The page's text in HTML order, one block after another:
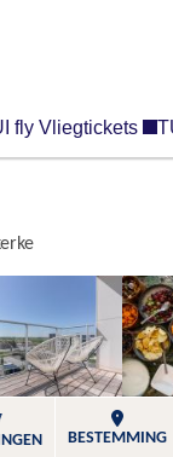
fly Vliegtickets
BESTEMMING